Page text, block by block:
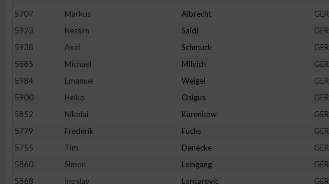
5707
Markus Albrecht GER
5923
Nessim Saidi GER
5938
Axel Schmuck GER
5885
Michael Milvich GER
5984
Emanuel Weigel GER
5900
Heiko Osigus GER
5852
Nikolai Kurenkow GER
5779
Frederik Fuchs GER
5755
Tim Denecke GER
5860
Simon Leingang GER
5868
Inoslav Loncarevic GER
Notwendig
Performance
Werbung